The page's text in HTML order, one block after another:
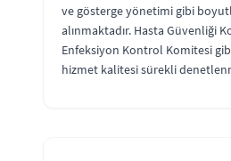
ve gösterge yönetimi gibi
alınmaktadır. Hasta Güvenliği
Enfeksiyon Kontrol Komitesi
hizmet kalitesi sürekli